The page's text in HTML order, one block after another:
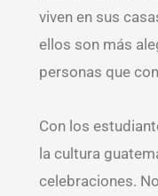
viven en sus
ellos son más
personas que
Con los
la cultura
celebraciones.